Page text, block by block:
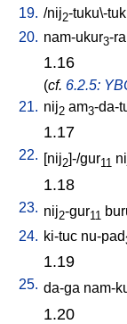
19. /nij2-tuku\-
20. nam-ukur3-ra
1.16
(cf. 6.2.5:
21. nij2 am3-da-
1.17
22. [nij2]-/gur11
1.18
23. nij2-gur11
24. ki-tuc nu-pad
1.19
25. da-ga nam-
1.20